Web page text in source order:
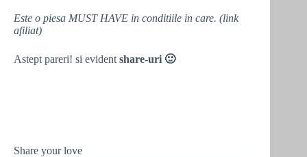
Este o piesa MUST HAVE in conditiile in care. (link
afiliat)
Astept pareri! si evident share-uri 🙂
Share your love